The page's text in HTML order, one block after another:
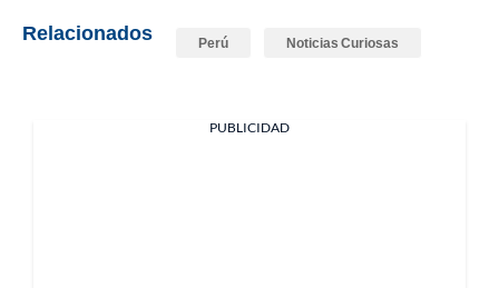
Relacionados Perú Noticias Curiosas
PUBLICIDAD